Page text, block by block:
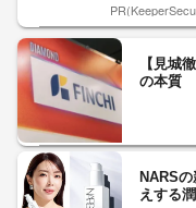
【見城
の本質
NARS
えする